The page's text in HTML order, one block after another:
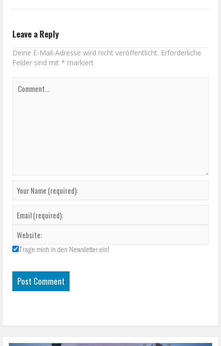
Leave a Reply
Deine E-Mail-Adresse wird nicht veröffentlicht. Erforderliche
Felder sind mit* markiert
Trage mich in den Newsletter ein!